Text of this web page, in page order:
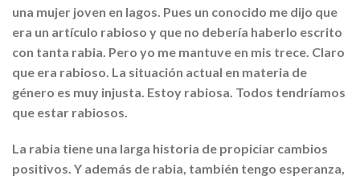
una mujer joven en lagos. Pues un conocido me dijo que
era un artículo rabioso y que no debería haberlo escrito
con tanta rabia. Pero yo me mantuve en mis trece. Claro
que era rabioso. La situación actual en materia de
género es muy injusta. Estoy rabiosa. Todos tendríamos
que estar rabiosos.
La rabia tiene una larga historia de propiciar cambios
positivos. Y además de rabia, también tengo esperanza,